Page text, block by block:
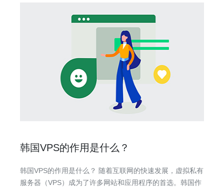
韩国VPS的作用是什么？
韩国VPS的作用是什么？ 随着互联网的快速发展，虚拟私有
服务器（VPS）成为了许多网站和应用程序的首选。韩国作